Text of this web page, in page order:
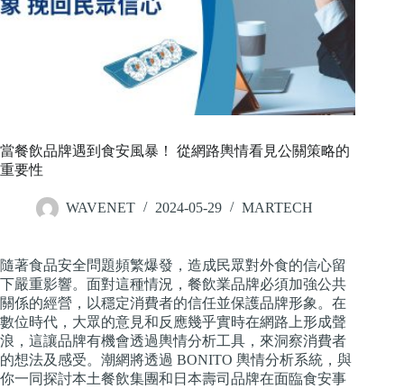
當餐飲品牌遇到食安風暴！ 從網路輿情看見公關策略的
重要性
WAVENET 2024-05-29 MARTECH
隨著食品安全問題頻繁爆發，造成民眾對外食的信心留
下嚴重影響。面對這種情況，餐飲業品牌必須加強公共
關係的經營，以穩定消費者的信任並保護品牌形象。在
數位時代，大眾的意見和反應幾乎實時在網路上形成聲
浪，這讓品牌有機會透過輿情分析工具，來洞察消費者
的想法及感受。潮網將透過 BONITO 輿情分析系統，與
你一同探討本土餐飲集團和日本壽司品牌在面臨食安事